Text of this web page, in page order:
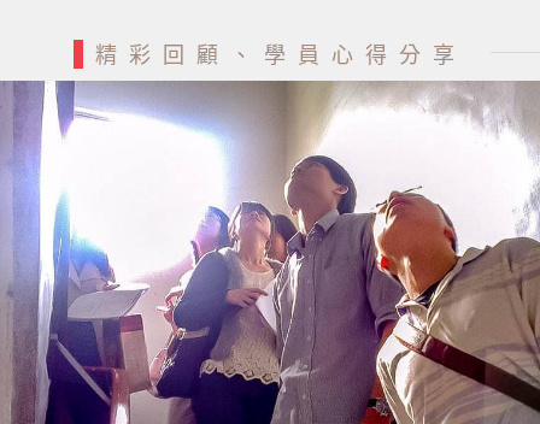
精彩回顧、學員心得分享